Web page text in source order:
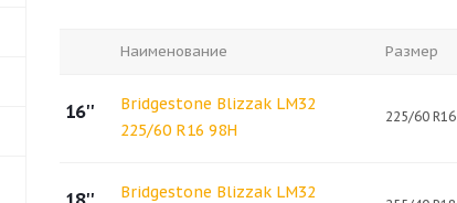
Наименование Размер
16''
Bridgestone Blizzak LM32
225/60 R16 98H
225/60 R16
Bridgestone Blizzak LM32